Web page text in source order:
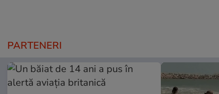
PARTENERI